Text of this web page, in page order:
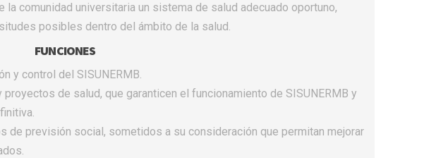
comunidad universitaria un sistema de salud adecuado oportuno,
posibles dentro del ámbito de la salud.
FUNCIONES
y control del SISUNERMB.
de salud, que garanticen el funcionamiento de SISUNERMB y
de previsión social, sometidos a su consideración que permitan mejorar